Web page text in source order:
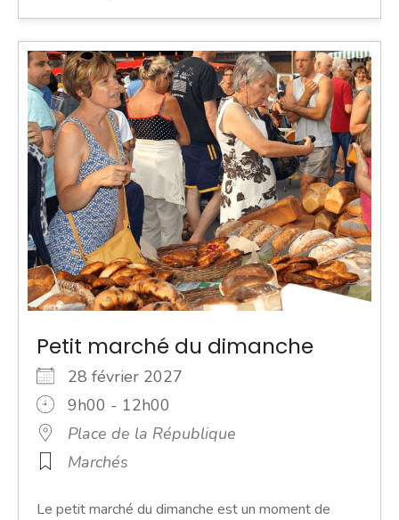
Petit marché du dimanche
28 février 2027
9h00 - 12h00
Place de la République
Marchés
Le petit marché du dimanche est un moment de